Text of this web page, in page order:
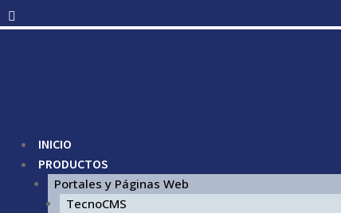
INICIO
PRODUCTOS
Portales y Páginas Web
TecnoCMS